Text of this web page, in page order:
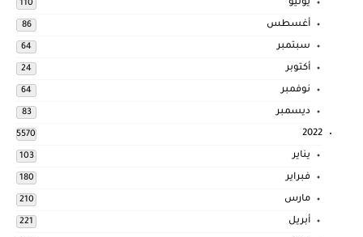
يوليو 110
أغسطس 86
سبتمبر 64
أكتوبر 24
نوفمبر 64
ديسمبر 83
2022
5570
يناير 103
فبراير 180
مارس 210
أبريل 221